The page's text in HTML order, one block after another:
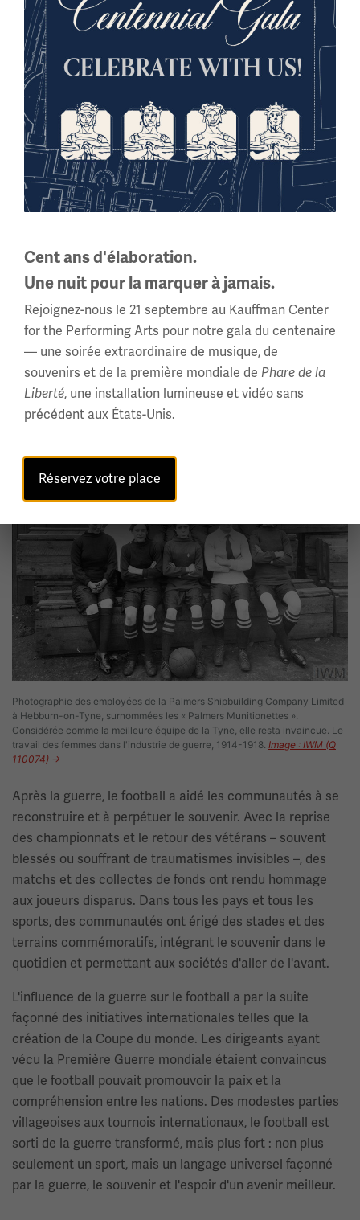
Loos. Le « Loos Football » des London Irish. Photographie de Michael St
Maur Sheil.
ID de l'objet : 2021.169.246 →
récolter des fonds pour les hôpitaux et les familles des
soldats. Le football féminin connut également un essor
spectaculaire : pendant la guerre, les femmes
occupèrent des emplois en usine et formèrent leurs
propres équipes. Ces équipes attirèrent les foules et
permirent de collecter des sommes considérables,
témoignant de la participation croissante des femmes à
la vie publique et prouvant leur légitimité dans ce sport.
Photographie des employées de la Palmers Shipbuilding Company Limited
à Hebburn-on-Tyne, surnommées les « Palmers Munitionettes ».
Considérée comme la meilleure équipe de la Tyne, elle resta invaincue. Le
travail des femmes dans l'industrie de guerre, 1914-1918. Image : IWM (Q
110074) →
Après la guerre, le football a aidé les communautés à se
reconstruire et à perpétuer le souvenir. Avec la reprise
des championnats et le retour des vétérans – souvent
blessés ou souffrant de traumatismes invisibles –, des
matchs et des collectes de fonds ont rendu hommage
aux joueurs disparus. Dans tous les pays et tous les
sports, des communautés ont érigé des stades et des
terrains commémoratifs, intégrant le souvenir dans le
quotidien et permettant aux sociétés d'aller de l'avant.
L'influence de la guerre sur le football a par la suite
façonné des initiatives internationales telles que la
création de la Coupe du monde. Les dirigeants ayant
vécu la Première Guerre mondiale étaient convaincus
que le football pouvait promouvoir la paix et la
compréhension entre les nations. Des modestes parties
villageoises aux tournois internationaux, le football est
sorti de la guerre transformé, mais plus fort : non plus
seulement un sport, mais un langage universel façonné
par la guerre, le souvenir et l'espoir d'un avenir meilleur.
Cent ans d'élaboration.
Une nuit pour la marquer à jamais.
Rejoignez-nous le 21 septembre au Kauffman Center
for the Performing Arts pour notre gala du centenaire
— une soirée extraordinaire de musique, de
souvenirs et de la première mondiale de Phare de la
Liberté, une installation lumineuse et vidéo sans
précédent aux États-Unis.
Réservez votre place